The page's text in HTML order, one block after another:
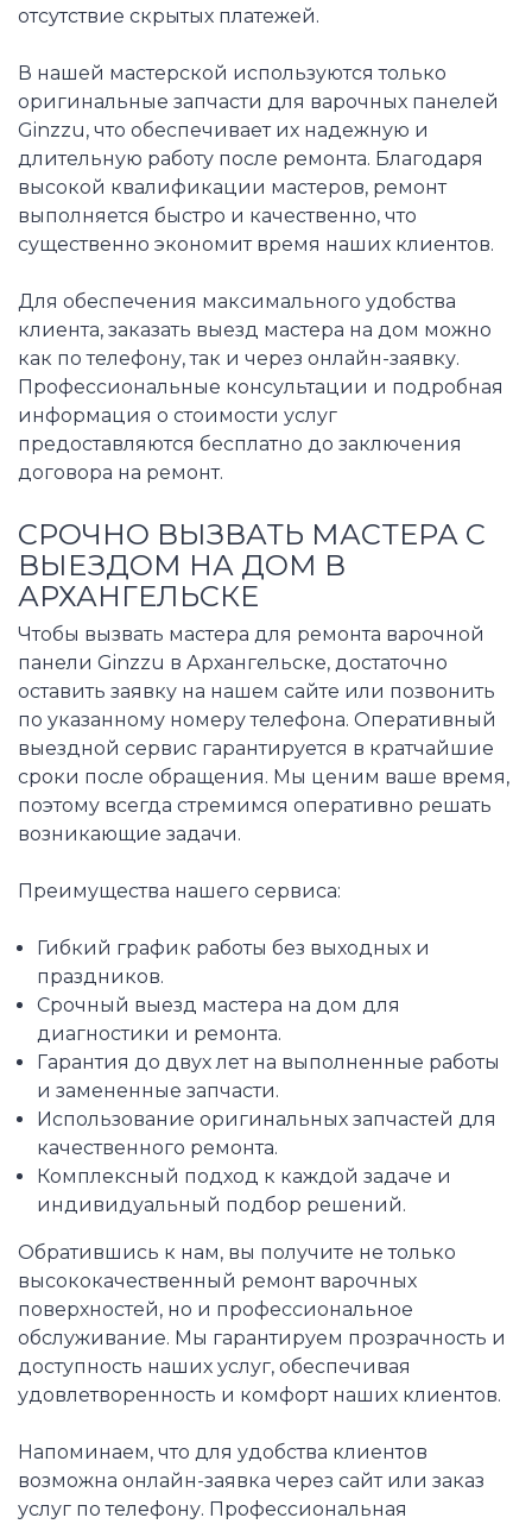
отсутствие скрытых платежей.
В нашей мастерской используются только
оригинальные запчасти для варочных панелей
Ginzzu, что обеспечивает их надежную и
длительную работу после ремонта. Благодаря
высокой квалификации мастеров, ремонт
выполняется быстро и качественно, что
существенно экономит время наших клиентов.
Для обеспечения максимального удобства
клиента, заказать выезд мастера на дом можно
как по телефону, так и через онлайн-заявку.
Профессиональные консультации и подробная
информация о стоимости услуг
предоставляются бесплатно до заключения
договора на ремонт.
СРОЧНО ВЫЗВАТЬ МАСТЕРА С
ВЫЕЗДОМ НА ДОМ В
АРХАНГЕЛЬСКЕ
Чтобы вызвать мастера для ремонта варочной
панели Ginzzu в Архангельске, достаточно
оставить заявку на нашем сайте или позвонить
по указанному номеру телефона. Оперативный
выездной сервис гарантируется в кратчайшие
сроки после обращения. Мы ценим ваше время,
поэтому всегда стремимся оперативно решать
возникающие задачи.
Преимущества нашего сервиса:
Гибкий график работы без выходных и
праздников.
Срочный выезд мастера на дом для
диагностики и ремонта.
Гарантия до двух лет на выполненные работы
и замененные запчасти.
Использование оригинальных запчастей для
качественного ремонта.
Комплексный подход к каждой задаче и
индивидуальный подбор решений.
Обратившись к нам, вы получите не только
высококачественный ремонт варочных
поверхностей, но и профессиональное
обслуживание. Мы гарантируем прозрачность и
доступность наших услуг, обеспечивая
удовлетворенность и комфорт наших клиентов.
Напоминаем, что для удобства клиентов
возможна онлайн-заявка через сайт или заказ
услуг по телефону. Профессиональная